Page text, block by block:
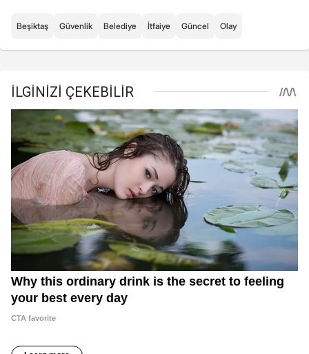
Beşiktaş Güvenlik Belediye İtfaiye Güncel Olay